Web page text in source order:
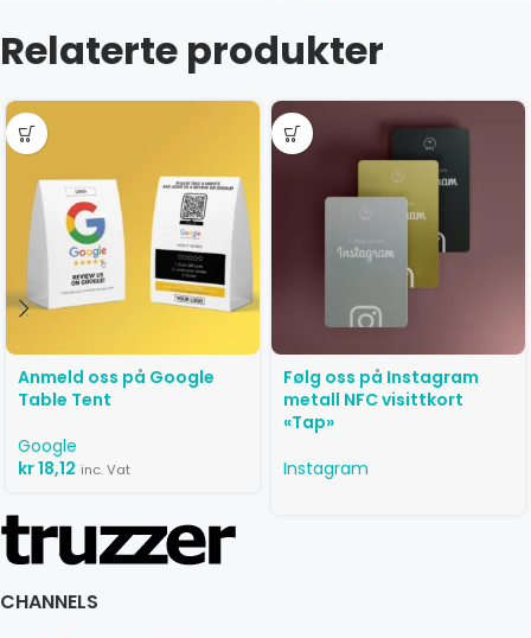
Relaterte produkter
Anmeld oss ​​på Google
Table Tent
Google
kr18,12 inc. Vat
Følg oss på Instagram
metall NFC visittkort
«Tap»
Instagram
CHANNELS